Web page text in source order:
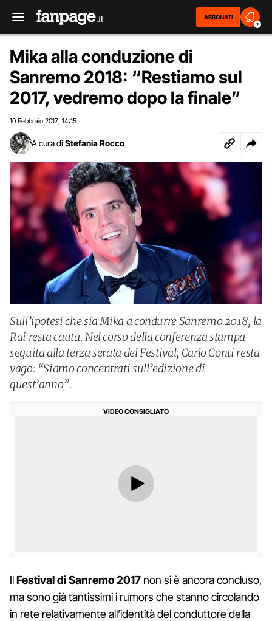
ABBONATI
2
Mika alla conduzione di
Sanremo 2018: “Restiamo sul
2017, vedremo dopo la finale”
10 Febbraio 2017 14:15
A cura di Stefania Rocco
Sull’ipotesi che sia Mika a condurre Sanremo 2018, la
Rai resta cauta. Nel corso della conferenza stampa
seguita alla terza serata del Festival, Carlo Conti resta
vago: “Siamo concentrati sull’edizione di
quest’anno”.
VIDEO CONSIGLIATO
IlFestival di Sanremo 2017 non si è ancora concluso,
ma sono già tantissimi i rumors che stanno circolando
in rete relativamente all’identità del conduttore della